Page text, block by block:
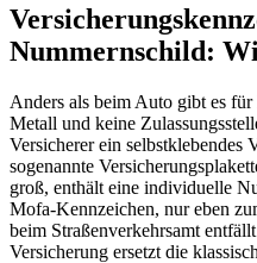
Nummernschild:
Anders als beim Auto gibt es
Metall und keine
Versicherer ein selbstklebendes
sogenannte
groß, enthält eine individuelle
Mofa-Kennzeichen, nur eben
beim Straßenverkehrsamt
Versicherung ersetzt die